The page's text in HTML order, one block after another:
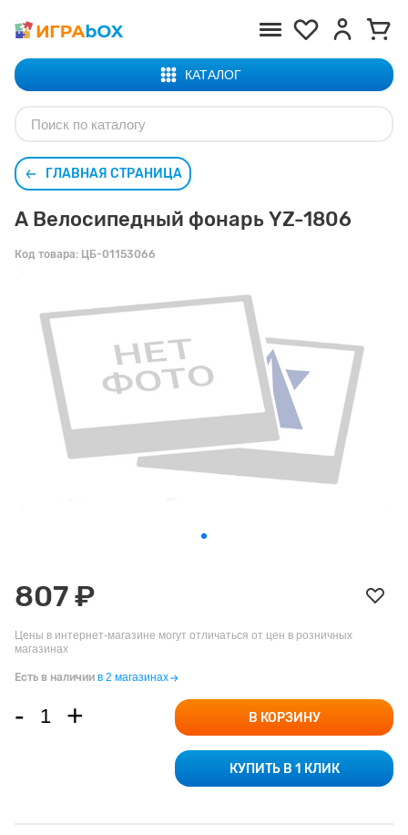
КАТАЛОГ
ГЛАВНАЯ СТРАНИЦА
А Велосипедный фонарь YZ-1806
Код товара: ЦБ-01153066
807 ₽
Цены в интернет-магазине могут отличаться от цен в розничных
магазинах
Есть в наличии в 2 магазинах
- + В КОРЗИНУ
КУПИТЬ В 1 КЛИК